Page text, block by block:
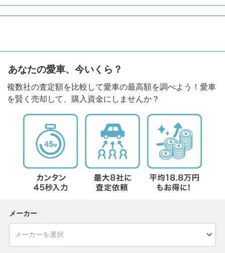
あなたの愛車、今いくら？
複数社の査定額を比較して愛車の最高額を調べよう！愛車
を賢く売却して、購入資金にしませんか？
メーカー